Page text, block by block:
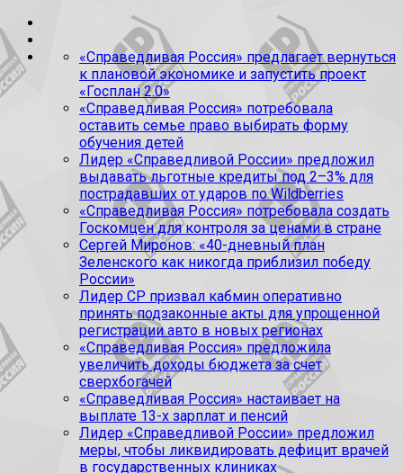
«Справедливая Россия» предлагает вернуться
к плановой экономике и запустить проект
«Госплан 2.0»
«Справедливая Россия» потребовала
оставить семье право выбирать форму
обучения детей
Лидер «Справедливой России» предложил
выдавать льготные кредиты под 2–3% для
пострадавших от ударов по Wildberries
«Справедливая Россия» потребовала создать
Госкомцен для контроля за ценами в стране
Сергей Миронов: «40-дневный план
Зеленского как никогда приблизил победу
России»
Лидер СР призвал кабмин оперативно
принять подзаконные акты для упрощенной
регистрации авто в новых регионах
«Справедливая Россия» предложила
увеличить доходы бюджета за счет
сверхбогачей
«Справедливая Россия» настаивает на
выплате 13-х зарплат и пенсий
Лидер «Справедливой России» предложил
меры, чтобы ликвидировать дефицит врачей
в государственных клиниках